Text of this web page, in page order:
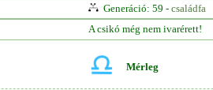
Generáció: 59 - családfa
A csikó még nem ivarérett!
Mérleg